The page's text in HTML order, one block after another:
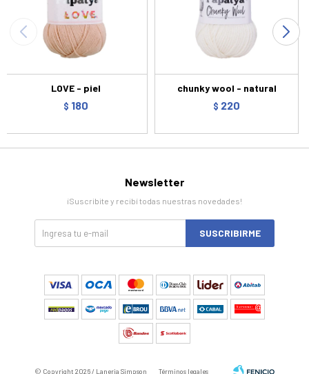
LOVE - piel
$ 180
chunky wool - natural
$ 220
Newsletter
¡Suscribite y recibí todas nuestras novedades!
SUSCRIBIRME
© Copyright 2026 / Laneria Simpson Términos legales